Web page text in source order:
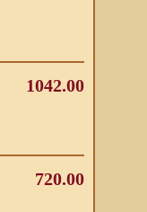
1042.00
720.00